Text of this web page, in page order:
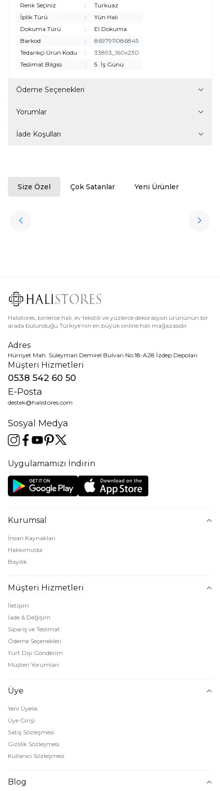
Renk Seçiniz
:
Turkuaz
İplik Türü
:
Yün Halı
Dokuma Türü
:
El Dokuma
Barkod
:
8697911086845
Tedarikçi Ürün Kodu
:
33893_160x230
Teslimat Bilgisi
: 5 İş Günü
Ödeme Seçenekleri
Yorumlar
İade Koşulları
Size Özel Çok Satanlar Yeni Ürünler
Favorilere Ekle
Halıstores
3.909,80
Halıstores, binlerce halı, ev tekstili ve yüzlerce dekorasyon ürününün bir
arada bulunduğu Türkiye’nin en büyük online halı mağazasıdır.
Adres
Hürriyet Mah. Süleyman Demirel Bulvarı No:18-A28 İzdep Depoları
Müşteri Hizmetleri
0538 542 60 50
E-Posta
destek@halistores.com
Sosyal Medya
Uygulamamızı İndirin
Kurumsal
İnsan Kaynakları
Hakkımızda
Bayilik
Müşteri Hizmetleri
İletişim
İade & Değişim
Sipariş ve Teslimat
Ödeme Seçenekleri
Yurt Dışı Gönderim
Müşteri Yorumları
Üye
Yeni Üyelik
Üye Girişi
Satış Sözleşmesi
Gizlilik Sözleşmesi
Kullanıcı Sözleşmesi
Blog